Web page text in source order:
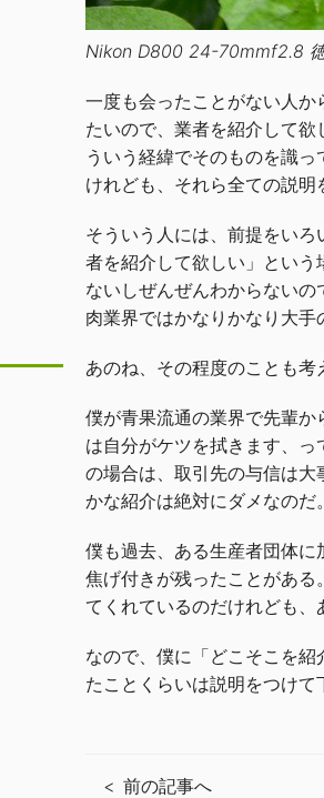
Nikon D800 24-70mmf2.8
一度も会ったことがない人
たいので、業者を紹介して
ういう経緯でそのものを識
けれども、それら全ての説明
そういう人には、前提をい
者を紹介して欲しい」とい
ないしぜんぜんわからない
肉業界ではかなりかなり大手
あのね、その程度のことも考
僕が青果流通の業界で先輩
は自分がケツを拭きます、
の場合は、取引先の与信は
かな紹介は絶対にダメなのだ。
僕も過去、ある生産者団体
焦げ付きが残ったことがあ
てくれているのだけれども、
なので、僕に「どこそこを
たことくらいは説明をつけて
前の記事へ